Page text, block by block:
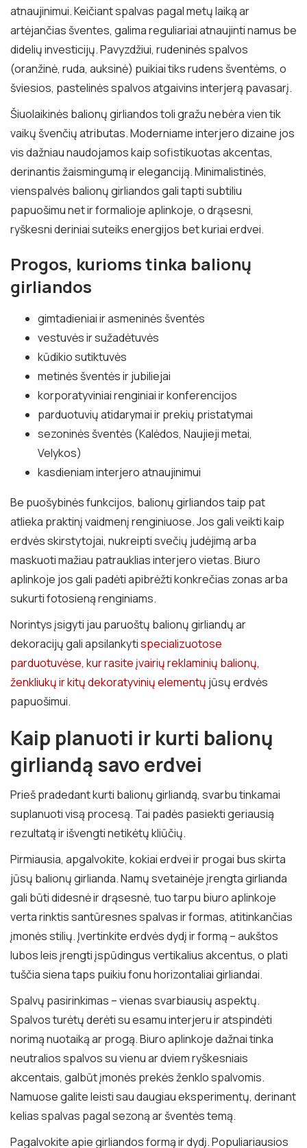
atnaujinimui. Keičiant spalvas pagal metų laiką ar
artėjančias šventes, galima reguliariai atnaujinti namus be
didelių investicijų. Pavyzdžiui, rudeninės spalvos
(oranžinė, ruda, auksinė) puikiai tiks rudens šventėms, o
šviesios, pastelinės spalvos atgaivins interjerą pavasarį.
Šiuolaikinės balionų girliandos toli gražu nebėra vien tik
vaikų švenčių atributas. Moderniame interjero dizaine jos
vis dažniau naudojamos kaip sofistikuotas akcentas,
derinantis žaismingumą ir eleganciją. Minimalistinės,
vienspalvės balionų girliandos gali tapti subtiliu
papuošimu net ir formalioje aplinkoje, o drąsesni,
ryškesni deriniai suteiks energijos bet kuriai erdvei.
Progos, kurioms tinka balionų
girliandos
gimtadieniai ir asmeninės šventės
vestuvės ir sužadėtuvės
kūdikio sutiktuvės
metinės šventės ir jubiliejai
korporatyviniai renginiai ir konferencijos
parduotuvių atidarymai ir prekių pristatymai
sezoninės šventės (Kalėdos, Naujieji metai,
Velykos)
kasdieniam interjero atnaujinimui
Be puošybinės funkcijos, balionų girliandos taip pat
atlieka praktinį vaidmenį renginiuose. Jos gali veikti kaip
erdvės skirstytojai, nukreipti svečių judėjimą arba
maskuoti mažiau patrauklias interjero vietas. Biuro
aplinkoje jos gali padėti apibrėžti konkrečias zonas arba
sukurti fotosieną renginiams.
Norintys įsigyti jau paruoštų balionų girliandų ar
dekoracijų gali apsilankytispecializuotose
parduotuvėse, kur rasite įvairių reklaminių balionų,
ženkliukų ir kitų dekoratyvinių elementų jūsų erdvės
papuošimui.
Kaip planuoti ir kurti balionų
girliandą savo erdvei
Prieš pradedant kurti balionų girliandą, svarbu tinkamai
suplanuoti visą procesą. Tai padės pasiekti geriausią
rezultatą ir išvengti netikėtų kliūčių.
Pirmiausia, apgalvokite, kokiai erdvei ir progai bus skirta
jūsų balionų girlianda. Namų svetainėje įrengta girlianda
gali būti didesnė ir drąsesnė, tuo tarpu biuro aplinkoje
verta rinktis santūresnes spalvas ir formas, atitinkančias
įmonės stilių. Įvertinkite erdvės dydį ir formą – aukštos
lubos leis įrengti įspūdingus vertikalius akcentus, o plati
tuščia siena taps puikiu fonu horizontaliai girliandai.
Spalvų pasirinkimas – vienas svarbiausių aspektų.
Spalvos turėtų derėti su esamu interjeru ir atspindėti
norimą nuotaiką ar progą. Biuro aplinkoje dažnai tinka
neutralios spalvos su vienu ar dviem ryškesniais
akcentais, galbūt įmonės prekės ženklo spalvomis.
Namuose galite leisti sau daugiau eksperimentų, derinant
kelias spalvas pagal sezoną ar šventės temą.
Pagalvokite apie girliandos formą ir dydį. Populiariausios